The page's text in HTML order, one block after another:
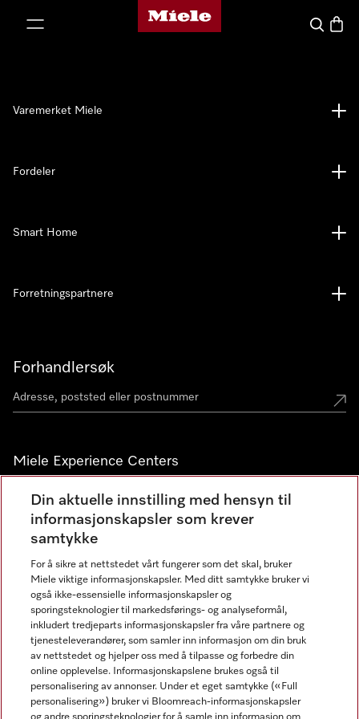
Mieles hjemmeside
Søk
Forhandlersøk
Miele Experience Centers
Miele Experience Center Nesbru
Miele Outlet Nesbru
Nyhetsbrev
Varemerket Miele
Fordeler
Smart Home
Forretningspartnere
Din aktuelle innstilling med hensyn til
informasjonskapsler som krever
samtykke
For å sikre at nettstedet vårt fungerer som det skal, bruker
Miele viktige informasjonskapsler. Med ditt samtykke bruker vi
også ikke-essensielle informasjonskapsler og
sporingsteknologier til markedsførings- og analyseformål,
inkludert tredjeparts informasjonskapsler fra våre partnere og
tjenesteleverandører, som samler inn informasjon om din bruk
av nettstedet og hjelper oss med å tilpasse og forbedre din
online opplevelse. Informasjonskapslene brukes også til
personalisering av annonser. Under et eget samtykke («Full
personalisering») bruker vi Bloomreach-informasjonskapsler